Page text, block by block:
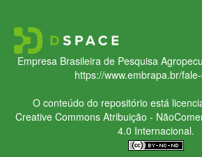
Empresa Brasileira de Pesquisa
https://www.embrapa.br/
O conteúdo do repositório está
Creative CommonsAtribuição -
4.0 Internacional.